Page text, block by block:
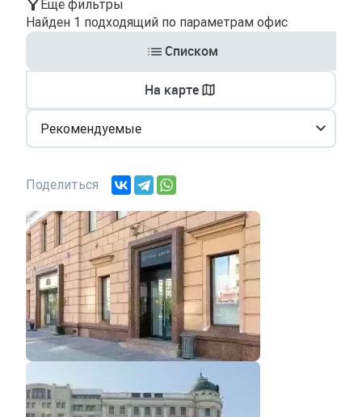
Ещё фильтры
Найден 1 подходящий по параметрам офис
Списком
На карте
Рекомендуемые
Поделиться